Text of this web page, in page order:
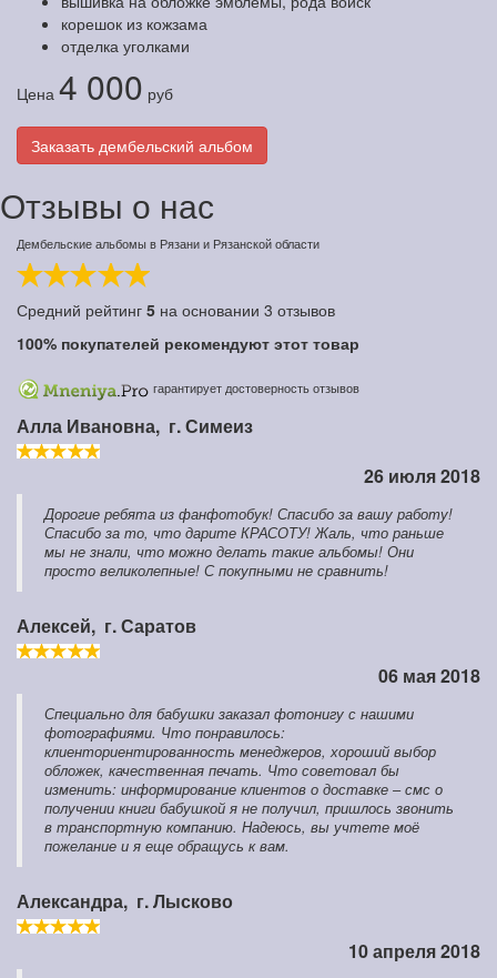
корешок из кожзама
отделка уголками
Цена 4 000 руб
Заказать дембельский альбом
Отзывы о нас
Дембельские альбомы в Рязани и Рязанской области
Средний рейтинг 5 на основании 3 отзывов
100% покупателей рекомендуют этот товар
гарантирует достоверность отзывов
Алла Ивановна, г. Симеиз
26 июля 2018
Дорогие ребята из фанфотобук! Спасибо за вашу работу!
Спасибо за то, что дарите КРАСОТУ! Жаль, что раньше
мы не знали, что можно делать такие альбомы! Они
просто великолепные! С покупными не сравнить!
Алексей, г. Саратов
06 мая 2018
Специально для бабушки заказал фотонигу с нашими
фотографиями. Что понравилось:
клиенториентированность менеджеров, хороший выбор
обложек, качественная печать. Что советовал бы
изменить: информирование клиентов о доставке – смс о
получении книги бабушкой я не получил, пришлось звонить
в транспортную компанию. Надеюсь, вы учтете моё
пожелание и я еще обращусь к вам.
Александра, г. Лысково
10 апреля 2018